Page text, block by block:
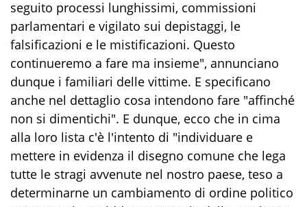
seguito processi lunghissimi, commissioni
parlamentari e vigilato sui depistaggi, le
falsificazioni e le mistificazioni. Questo
continueremo a fare ma insieme", annunciano
dunque i familiari delle vittime. E specificano
anche nel dettaglio cosa intendono fare "affinché
non si dimentichi". E dunque, ecco che in cima
alla loro lista c'è l'intento di "individuare e
mettere in evidenza il disegno comune che lega
tutte le stragi avvenute nel nostro paese, teso a
determinarne un cambiamento di ordine politico